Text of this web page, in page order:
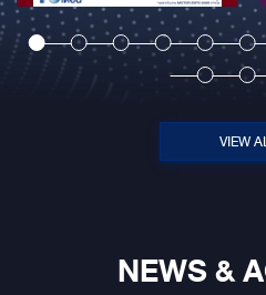
VIEW
NEWS &